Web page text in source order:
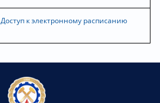
Доступ к электронному расписанию